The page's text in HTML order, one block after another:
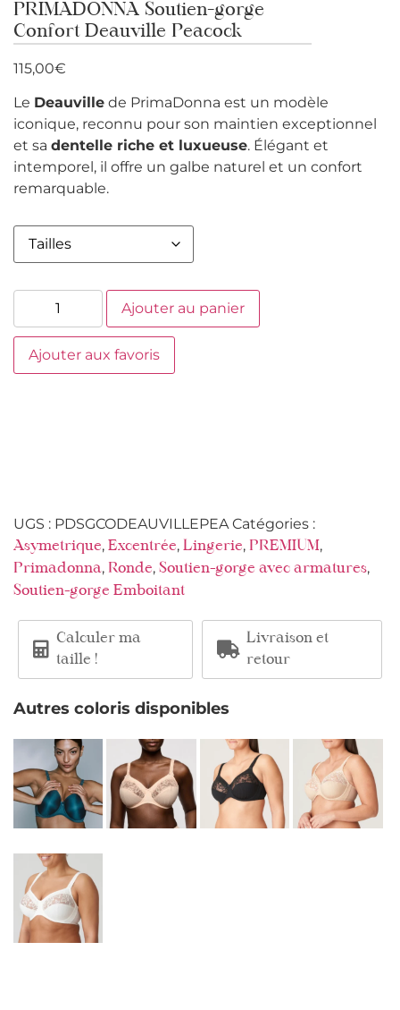
PRIMADONNA Soutien-gorge
Confort Deauville Peacock
115,00€
Le Deauville de PrimaDonna est un modèle
iconique, reconnu pour son maintien exceptionnel
et sa dentelle riche et luxueuse. Élégant et
intemporel, il offre un galbe naturel et un confort
remarquable.
Ajouter au panier
Ajouter aux favoris
UGS : PDSGCODEAUVILLEPEA Catégories :
Asymetrique, Excentrée, Lingerie, PREMIUM,
Primadonna, Ronde, Soutien-gorge avec armatures,
Soutien-gorge Emboitant
Calculer ma
taille !
Livraison et
retour
Autres coloris disponibles